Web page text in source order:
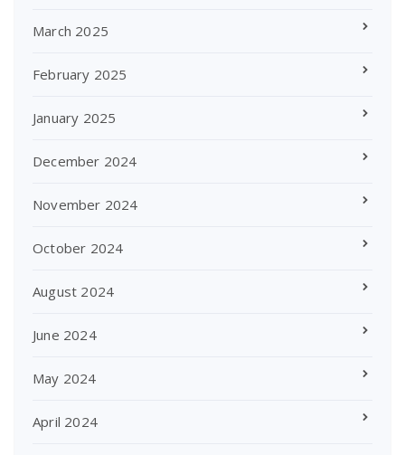
March 2025
February 2025
January 2025
December 2024
November 2024
October 2024
August 2024
June 2024
May 2024
April 2024